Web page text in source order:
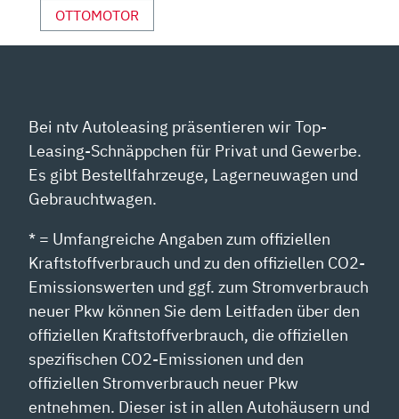
OTTOMOTOR
Bei ntv Autoleasing präsentieren wir Top-
Leasing-Schnäppchen für Privat und Gewerbe.
Es gibt Bestellfahrzeuge, Lagerneuwagen und
Gebrauchtwagen.
* = Umfangreiche Angaben zum offiziellen
Kraftstoffverbrauch und zu den offiziellen CO2-
Emissionswerten und ggf. zum Stromverbrauch
neuer Pkw können Sie dem Leitfaden über den
offiziellen Kraftstoffverbrauch, die offiziellen
spezifischen CO2-Emissionen und den
offiziellen Stromverbrauch neuer Pkw
entnehmen. Dieser ist in allen Autohäusern und